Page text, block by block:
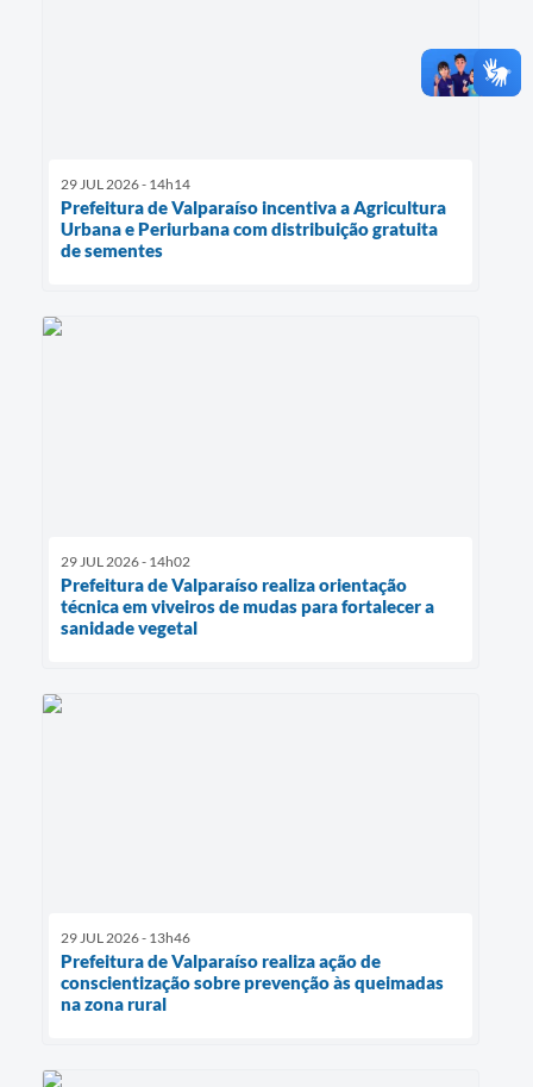
29 JUL 2026 - 14h14
Prefeitura de Valparaíso incentiva a Agricultura
Urbana e Periurbana com distribuição gratuita
de sementes
29 JUL 2026 - 14h02
Prefeitura de Valparaíso realiza orientação
técnica em viveiros de mudas para fortalecer a
sanidade vegetal
29 JUL 2026 - 13h46
Prefeitura de Valparaíso realiza ação de
conscientização sobre prevenção às queimadas
na zona rural